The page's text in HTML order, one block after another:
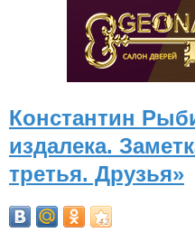
Константин
издалека.
третья. Друзья»